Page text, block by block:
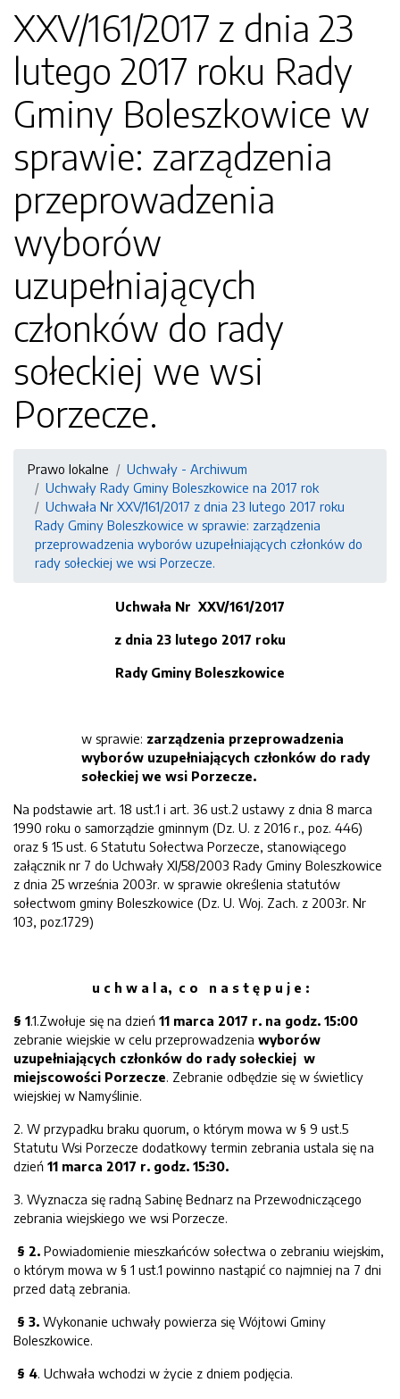
XXV/161/2017 z dnia 23
lutego 2017 roku Rady
Gminy Boleszkowice w
sprawie: zarządzenia
przeprowadzenia
wyborów
uzupełniających
członków do rady
sołeckiej we wsi
Porzecze.
Prawo lokalne
Uchwały - Archiwum
Uchwały Rady Gminy Boleszkowice na 2017 rok
Uchwała Nr XXV/161/2017 z dnia 23 lutego 2017 roku
Rady Gminy Boleszkowice w sprawie: zarządzenia
przeprowadzenia wyborów uzupełniających członków do
rady sołeckiej we wsi Porzecze.
Uchwała Nr XXV/161/2017
z dnia 23 lutego 2017 roku
Rady Gminy Boleszkowice
w sprawie: zarządzenia przeprowadzenia
wyborów uzupełniających członków do rady
sołeckiej we wsi Porzecze.
Na podstawie art. 18 ust.1 i art. 36 ust.2 ustawy z dnia 8 marca
1990 roku o samorządzie gminnym (Dz. U. z 2016 r., poz. 446)
oraz § 15 ust. 6 Statutu Sołectwa Porzecze, stanowiącego
załącznik nr 7 do Uchwały XI/58/2003 Rady Gminy Boleszkowice
z dnia 25 września 2003r. w sprawie określenia statutów
sołectwom gminy Boleszkowice (Dz. U. Woj. Zach. z 2003r. Nr
103, poz.1729)
u c h w a l a, c o n a s t ę p u j e :
§ 1.1.Zwołuje się na dzień 11 marca 2017 r. na godz. 15:00
zebranie wiejskie w celu przeprowadzenia wyborów
uzupełniających członków do rady sołeckiej w
miejscowości Porzecze. Zebranie odbędzie się w świetlicy
wiejskiej w Namyślinie.
2. W przypadku braku quorum, o którym mowa w § 9 ust.5
Statutu Wsi Porzecze dodatkowy termin zebrania ustala się na
dzień 11 marca 2017 r. godz. 15:30.
3. Wyznacza się radną Sabinę Bednarz na Przewodniczącego
zebrania wiejskiego we wsi Porzecze.
§ 2. Powiadomienie mieszkańców sołectwa o zebraniu wiejskim,
o którym mowa w § 1 ust.1 powinno nastąpić co najmniej na 7 dni
przed datą zebrania.
§ 3. Wykonanie uchwały powierza się Wójtowi Gminy
Boleszkowice.
§ 4. Uchwała wchodzi w życie z dniem podjęcia.